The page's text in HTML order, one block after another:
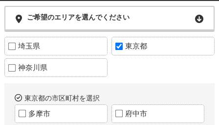
ご希望のエリアを選んでください
埼玉県 東京都
神奈川県
東京都の市区町村を選択
多摩市 府中市